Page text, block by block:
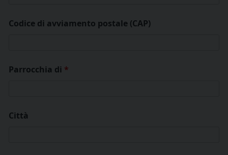
Codice di avviamento postale (CAP)
Parrocchia di *
Città